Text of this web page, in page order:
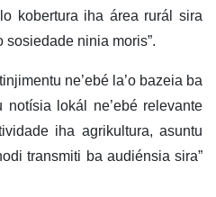
kobertura iha área rurál sira
sosiedade ninia moris”.
ne’ebé la’o bazeia ba
lokál ne’ebé relevante
iha agrikultura, asuntu
transmiti ba audiénsia sira”